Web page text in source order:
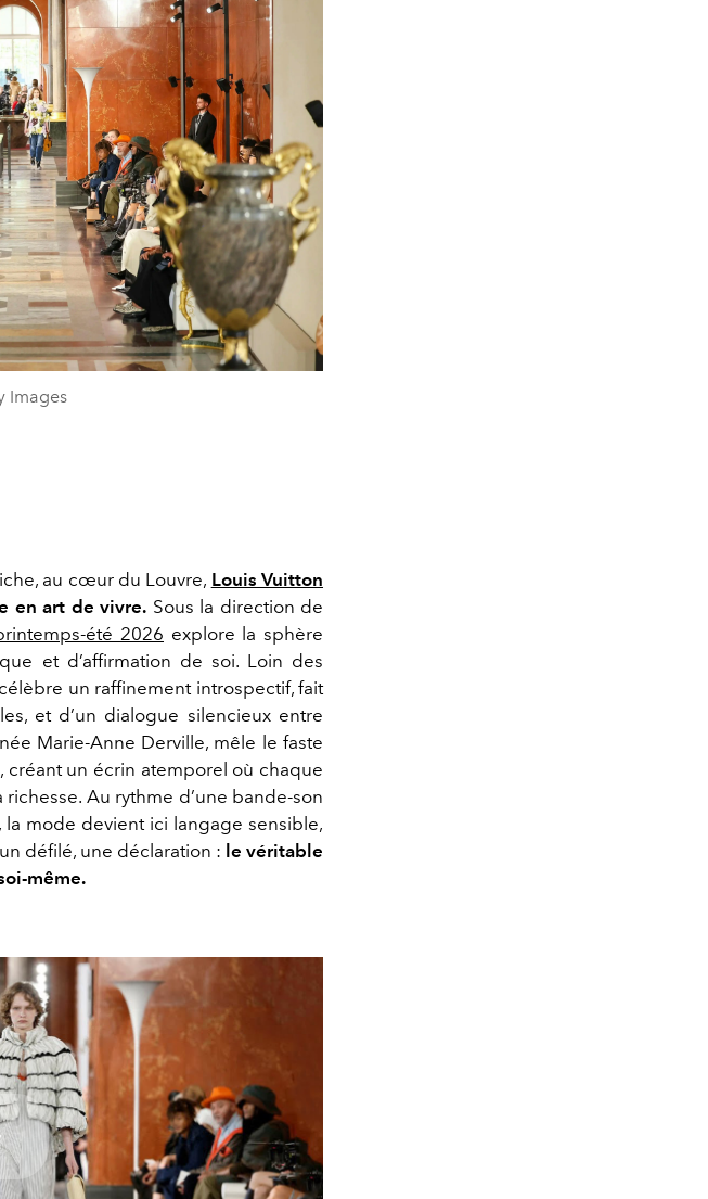
Images
au cœur du Louvre, Louis Vuitton
en art de vivre. Sous la direction de
été 2026 explore la sphère
et d’affirmation de soi. Loin des
un raffinement introspectif, fait
et d’un dialogue silencieux entre
Marie-Anne Derville, mêle le faste
créant un écrin atemporel où chaque
Au rythme d’une bande-son
mode devient ici langage sensible,
défilé, une déclaration : le véritable
même.